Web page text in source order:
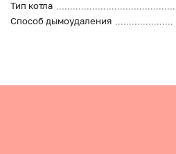
Тип котла
Способ дымоудаления